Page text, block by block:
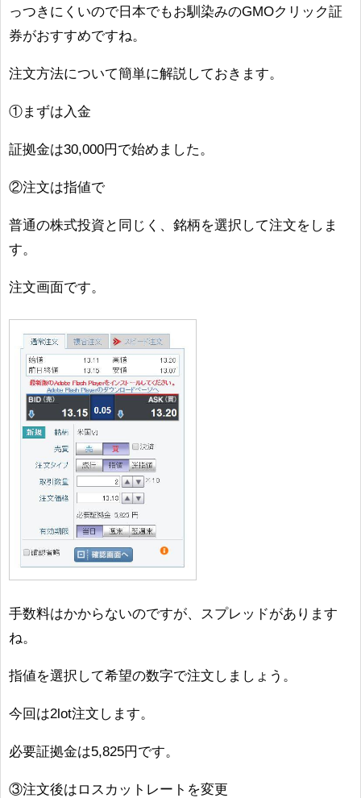
っつきにくいので日本でもお馴染みのGMOクリック証
券がおすすめですね。
注文方法について簡単に解説しておきます。
①まずは入金
証拠金は30,000円で始めました。
②注文は指値で
普通の株式投資と同じく、銘柄を選択して注文をしま
す。
注文画面です。
手数料はかからないのですが、スプレッドがあります
ね。
指値を選択して希望の数字で注文しましょう。
今回は2lot注文します。
必要証拠金は5,825円です。
③注文後はロスカットレートを変更